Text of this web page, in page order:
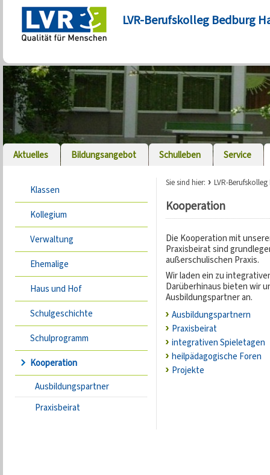
LVR-Berufskolleg Bedburg
Aktuelles Bildungsangebot Schulleben Service
Klassen
Kollegium
Verwaltung
Ehemalige
Haus und Hof
Schulgeschichte
Schulprogramm
Kooperation
Ausbildungspartner
Praxisbeirat
Sie sind hier: LVR-
Kooperation
Die Kooperation mit
Praxisbeirat sind
außerschulischen Praxis.
Wir laden ein zu
Darüberhinaus bieten wir
Ausbildungspartner an.
Ausbildungspartnern
Praxisbeirat
integrativen Spieletagen
heilpädagogische Foren
Projekte